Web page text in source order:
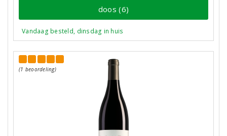
doos (6)
Vandaag besteld, dinsdag in huis
(1 beoordeling)